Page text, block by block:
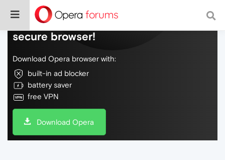
Do more on the web, with a fast and
secure browser!
Download Opera browser with:
built-in ad blocker
battery saver
free VPN
Download Opera